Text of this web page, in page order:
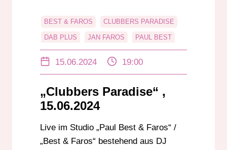
BEST & FAROS CLUBBERS PARADISE
DAB PLUS JAN FAROS PAUL BEST
15.06.2024 19:00
„Clubbers Paradise“ ,
15.06.2024
Live im Studio „Paul Best & Faros“ /
„Best & Faros“ bestehend aus DJ